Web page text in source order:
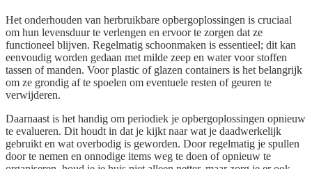
Het onderhouden van herbruikbare opbergoplossingen is cruciaal
om hun levensduur te verlengen en ervoor te zorgen dat ze
functioneel blijven. Regelmatig schoonmaken is essentieel; dit kan
eenvoudig worden gedaan met milde zeep en water voor stoffen
tassen of manden. Voor plastic of glazen containers is het belangrijk
om ze grondig af te spoelen om eventuele resten of geuren te
verwijderen.
Daarnaast is het handig om periodiek je opbergoplossingen opnieuw
te evalueren. Dit houdt in dat je kijkt naar wat je daadwerkelijk
gebruikt en wat overbodig is geworden. Door regelmatig je spullen
door te nemen en onnodige items weg te doen of opnieuw te